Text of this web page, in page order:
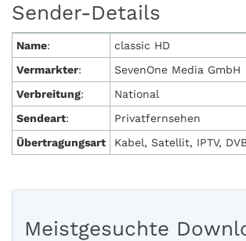
Sender-Details
Name:
classic HD
Vermarkter:
SevenOne Media GmbH
Verbreitung:
National
Sendeart:
Privatfernsehen
Übertragungsart
Kabel, Satellit, IPTV,
Meistgesuchte